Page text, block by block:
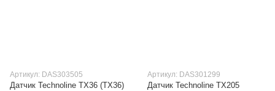
Артикул: DAS303505
Датчик Technoline TX36 (TX36)
Артикул: DAS301299
Датчик Technoline TX205